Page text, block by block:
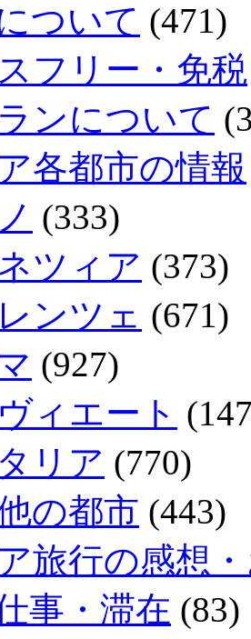
ついて (471)
フリー・免税
ンについて
各都市の情報
(333)
ツィア (373)
ンツェ (671)
(927)
ィエート
リア (770)
の都市 (443)
旅行の感想
事・滞在 (83)